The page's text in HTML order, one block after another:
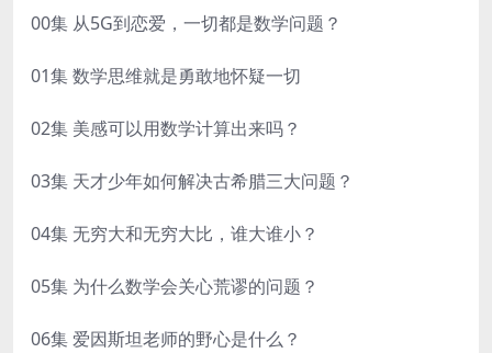
00集 从5G到恋爱，一切都是数学问题？
01集 数学思维就是勇敢地怀疑一切
02集 美感可以用数学计算出来吗？
03集 天才少年如何解决古希腊三大问题？
04集 无穷大和无穷大比，谁大谁小？
05集 为什么数学会关心荒谬的问题？
06集 爱因斯坦老师的野心是什么？